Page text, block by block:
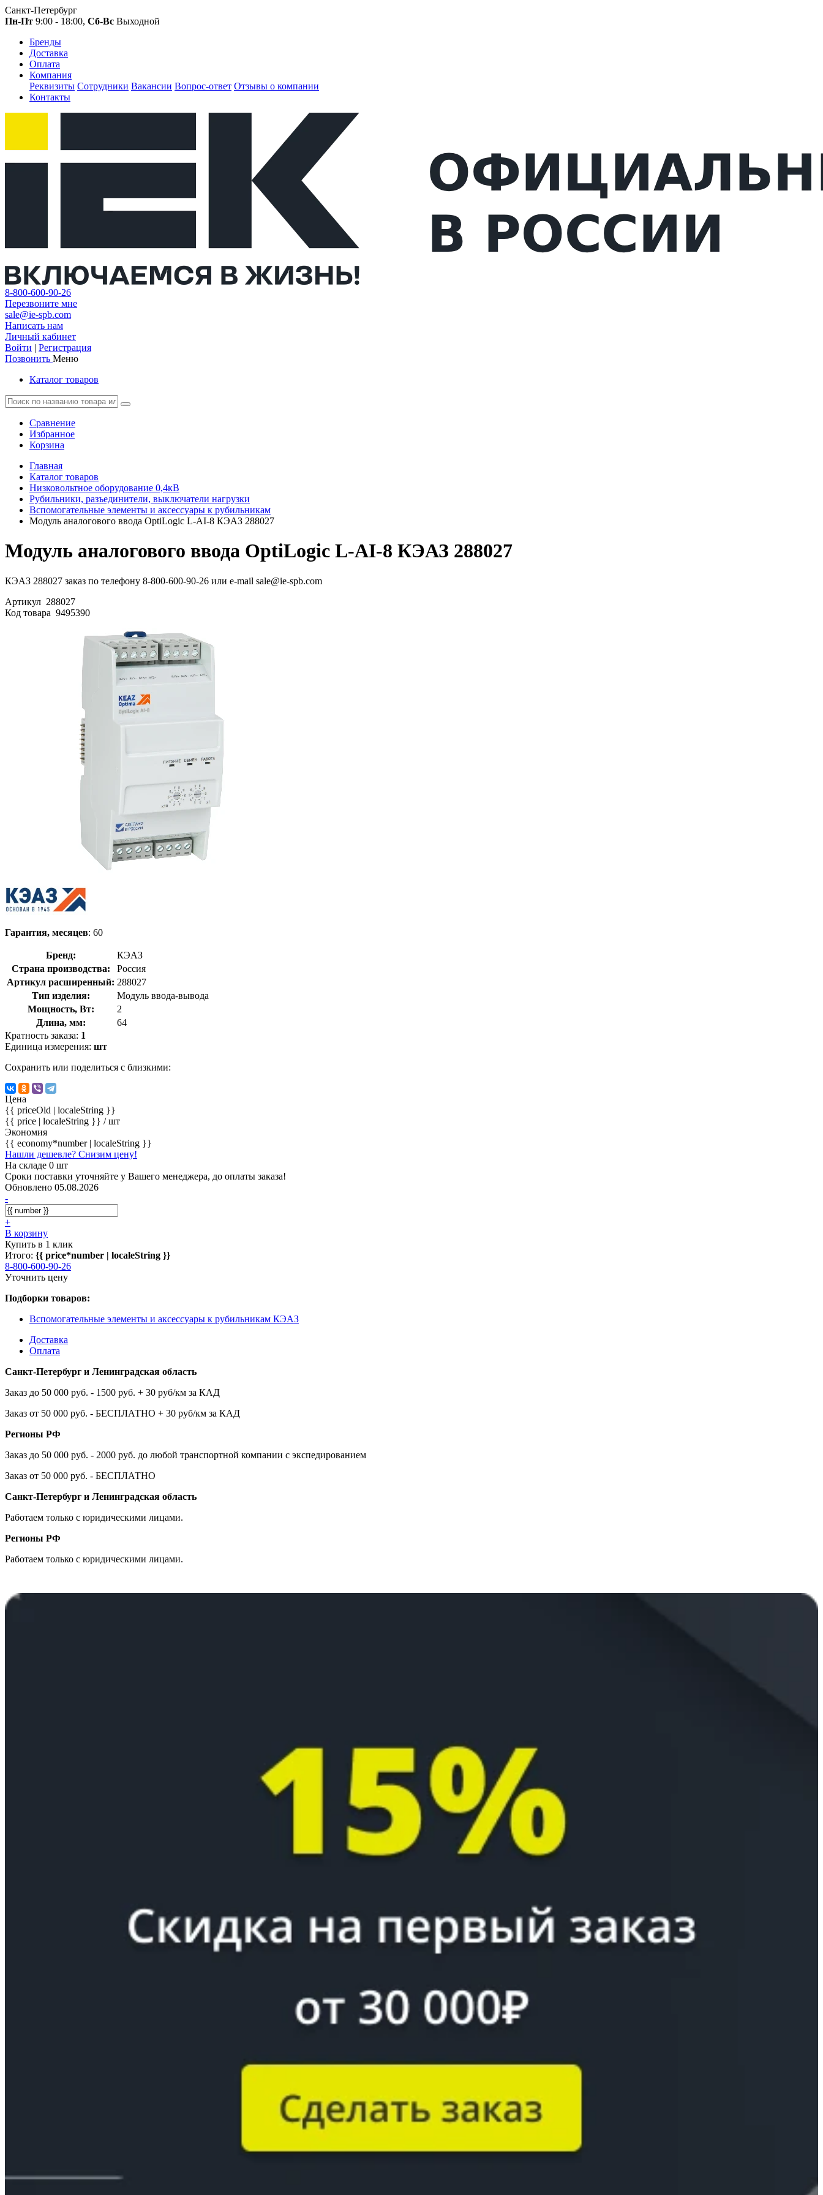
Санкт-Петербург
Пн-Пт 9:00 - 18:00, Сб-Вс Выходной
Бренды
Доставка
Оплата
Компания
Реквизиты Сотрудники Вакансии Вопрос-ответ Отзывы о компании
Контакты
8-800-600-90-26
Перезвоните мне
sale@ie-spb.com
Написать нам
Личный кабинет
Войти | Регистрация
Позвонить Меню
Каталог товаров
Сравнение
Избранное
Корзина
Главная
Каталог товаров
Низковольтное оборудование 0,4кВ
Рубильники, разъединители, выключатели нагрузки
Вспомогательные элементы и аксессуары к рубильникам
Модуль аналогового ввода OptiLogic L-AI-8 КЭАЗ 288027
Модуль аналогового ввода OptiLogic L-AI-8 КЭАЗ 288027
КЭАЗ 288027 заказ по телефону 8-800-600-90-26 или e-mail sale@ie-spb.com
Артикул 288027
Код товара 9495390
Гарантия, месяцев: 60
Бренд:
КЭАЗ
Страна производства:
Россия
Артикул расширенный: 288027
Тип изделия:
Модуль ввода-вывода
Мощность, Вт:
2
Длина, мм:
64
Кратность заказа: 1
Единица измерения: шт
Сохранить или поделиться с близкими:
Цена
{{ priceOld | localeString }}
{{ price | localeString }} / шт
Экономия
{{ economy*number | localeString }}
Нашли дешевле? Снизим цену!
На складе 0 шт
Сроки поставки уточняйте у Вашего менеджера, до оплаты заказа!
Обновлено 05.08.2026
-
+
В корзину
Купить в 1 клик
Итого: {{ price*number | localeString }}
8-800-600-90-26
Уточнить цену
Подборки товаров:
Вспомогательные элементы и аксессуары к рубильникам КЭАЗ
Доставка
Оплата
Санкт-Петербург и Ленинградская область
Заказ до 50 000 руб. - 1500 руб. + 30 руб/км за КАД
Заказ от 50 000 руб. - БЕСПЛАТНО + 30 руб/км за КАД
Регионы РФ
Заказ до 50 000 руб. - 2000 руб. до любой транспортной компании с экспедированием
Заказ от 50 000 руб. - БЕСПЛАТНО
Санкт-Петербург и Ленинградская область
Работаем только с юридическими лицами.
Регионы РФ
Работаем только с юридическими лицами.